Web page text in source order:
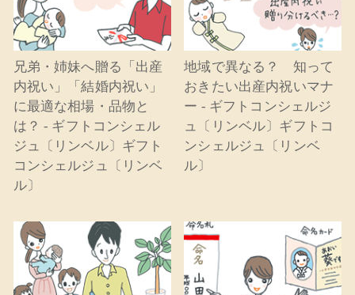
兄弟・姉妹へ贈る「出産
内祝い」「結婚内祝い」
に最適な相場・品物と
は？ - ギフトコンシェル
ジュ〔リンベル〕ギフト
コンシェルジュ〔リンベ
ル〕
地域で異なる？ 知って
おきたい出産内祝いマナ
ー - ギフトコンシェルジ
ュ〔リンベル〕ギフトコ
ンシェルジュ〔リンベ
ル〕